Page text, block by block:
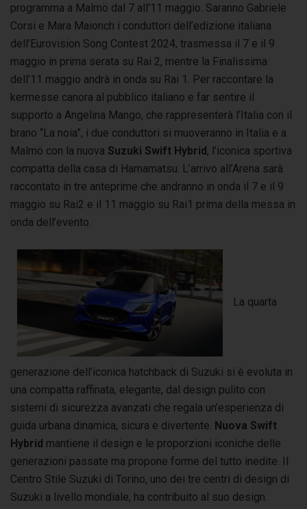
programma a Malmö dal 7 all’11 maggio. Saranno Gabriele
Corsi e Mara Maionch i conduttori dell’edizione italiana
dell’Eurovision Song Contest 2024, trasmessa il 7 e il 9
maggio in prima serata su Rai 2, mentre la Finalissima
dell’11 maggio andrà in onda su Rai 1. Per raccontare la
kermesse canora al pubblico italiano e far sentire il
supporto a Angelina Mango, che rappresenterà l’Italia con il
brano “La noia”, i due conduttori si muoveranno in Italia e a
Malmö con la nuova Suzuki Swift Hybrid, l’iconica sportiva
compatta della casa di Hamamatsu. L’arrivo all’Arena sarà
raccontato in tre anteprime che andranno in onda il 7 e il 9
maggio su Rai2 e il 11 maggio su Rai1 prima della messa in
onda dell’evento.
La quarta
generazione dell’iconica hatchback di Suzuki si è evoluta in
una compatta raffinata, elegante, dal design pulito con
sistemi di sicurezza avanzati che regala un’esperienza di
guida urbana dinamica, sicura e divertente. Nuova Swift
Hybrid mantiene il design e le proporzioni iconiche delle
generazioni passate ma propone forme del tutto inedite. Il
Centro Stile Suzuki di Torino, uno dei tre centri di design di
Suzuki a livello mondiale, ha contribuito al suo design.